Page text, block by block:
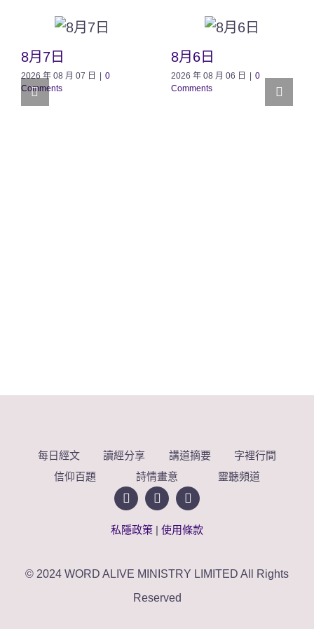
8月7日
2026 年 08 月 07 日 | 0
Comments
8月6日
2026 年 08 月 06 日 | 0
Comments
每日經文 讀經分享 講道摘要
字裡行間
信仰百題
詩情畫意 靈聽頻道
私隱政策 | 使用條款
© 2024 WORD ALIVE MINISTRY LIMITED All Rights
Reserved